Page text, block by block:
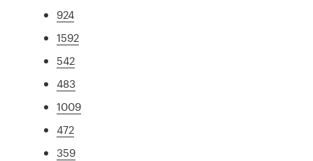
924
1592
542
483
1009
472
359